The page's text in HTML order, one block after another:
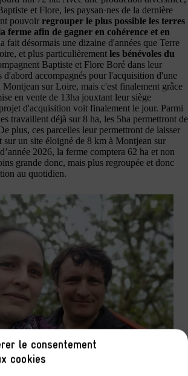
le consentement
cookies
et Flore, les paysan·nes de la dernière
pouvoir regrouper le plus possible les terres
ferme afin de gagner en cohérence et en
fait désormais une dizaine d'années que Terre
et plus particulièrement les bénévoles du
Baptiste et Flore Boré dans leur
d'abord accompagnés pour l'acquisition d'une
Montjean sur Loire, mais c'est finalement grâce
en vente de 13ha jouxtant leur siège
d'acquisition voit finalement le jour. Parmi
travaillent déjà sur 8 ha, les 5ha permettront de
plus, ces parcelles leur permettront de laisser
sur un site éloigné de 8 km à Montjean sur
2026, la ferme comptera 62 ha et non
grande donc, mais plus regroupée et donc
au quotidien.